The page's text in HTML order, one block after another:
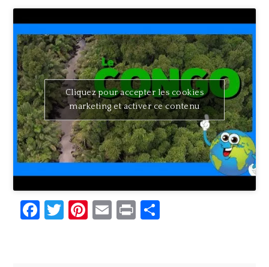
Cliquez pour accepter les cookies
marketing et activer ce contenu
Facebook
Twitter
Pinterest
Email
Print